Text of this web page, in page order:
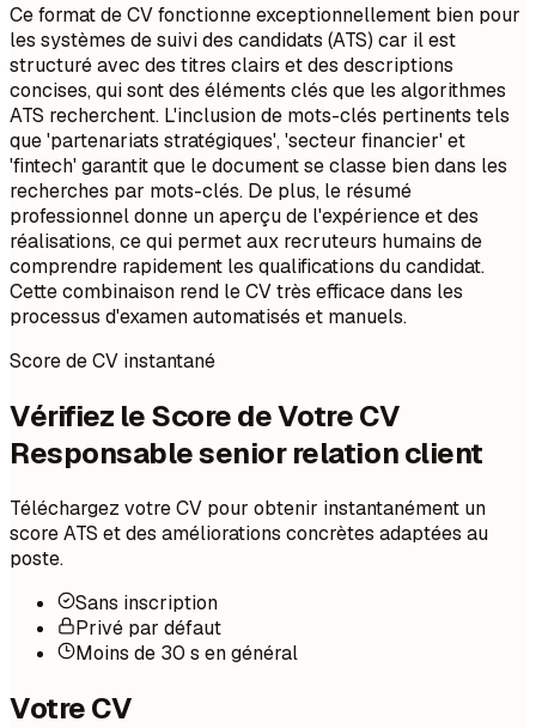
Ce format de CV fonctionne exceptionnellement bien pour
les systèmes de suivi des candidats (ATS) car il est
structuré avec des titres clairs et des descriptions
concises, qui sont des éléments clés que les algorithmes
ATS recherchent. L'inclusion de mots-clés pertinents tels
que 'partenariats stratégiques', 'secteur financier' et
'fintech' garantit que le document se classe bien dans les
recherches par mots-clés. De plus, le résumé
professionnel donne un aperçu de l'expérience et des
réalisations, ce qui permet aux recruteurs humains de
comprendre rapidement les qualifications du candidat.
Cette combinaison rend le CV très efficace dans les
processus d'examen automatisés et manuels.
Score de CV instantané
Vérifiez le Score de Votre CV
Responsable senior relation client
Téléchargez votre CV pour obtenir instantanément un
score ATS et des améliorations concrètes adaptées au
poste.
Sans inscription
Privé par défaut
Moins de 30 s en général
Votre CV